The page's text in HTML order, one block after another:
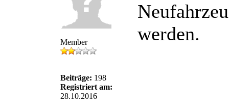
Member
Beiträge: 198
Registriert am:
28.10.2016
werden.